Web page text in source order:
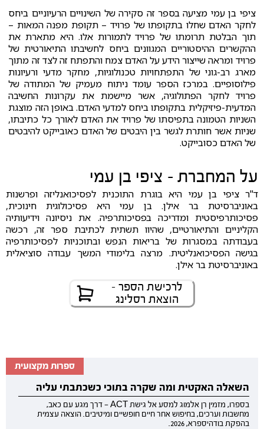
ציפי בן עמי מציעה בספר זה סקירה של השינויים הרעיוניים ביחס
לחקר האדם שחלו בתקופתו של פרויד – תקופת מפנה המאות –
תוך הבלטת תרומתו של פרויד לתמורות אלו. היא מתארת את
ההקשרים ההיסטוריים המגוונים ביחס לחשיבתו התיאורטית של
פרויד ומראה שייצור הידע על האדם צמח והתפתח זה לצד זה מתוך
מארג רב-גוני של התפתחויות טכנולוגיות, מחקר מדעי ורעיונות
פילוסופיים. במרכז הספר עומד ניתוח מעמיק של המתודה של
פרויד לחקר הפתולוגיה, אשר מיישמת את עקרונות החשיבה
המדעית-פיזיקלית בתקופתו ביחס למדעי האדם. באופן הזה מוצגת
השניות הטמונה בתפיסתו של פרויד את האדם לאורך כל כתיבתו,
שניות אשר חותרת לגשר בין היבטים של האדם כאובייקט להיבטים
של האדם כסובייקט.
על המחברת - ציפי בן עמי
ד"ר ציפי בן עמי היא בוגרת התוכנית לפסיכואנליזה ופרשנות
באוניברסיטת בר אילן. בן עמי היא פסיכולוגית חינוכית,
פסיכותרפיסטית ומדריכה בפסיכותרפיה. את ניסיונה וידיעותיה
הקליניים והתיאורטיים, שהיוו תשתית לכתיבת ספר זה, רכשה
בעבודתה במסגרות של בריאות הנפש ובתוכניות לפסיכותרפיה
בגישה הפסיכואנליטית. מרצה בלימודי המשך עבודה סוציאלית
באוניברסיטת בר אילן.
לרכישת הספר -
הוצאת רסלינג
ספרות מקצועית
השאלה האקטית ומה שקרה בתוכי כשכתבתי עליה
בספרו, מזמין רן אלמוג למסע אל גישת ACT — דרך מגע עם כאב,
מחשבות וערכים, בחיפוש אחר חיים חופשיים ומיטיבים. הוצאה עצמית
בהפקת בודהיספרא, 2026.